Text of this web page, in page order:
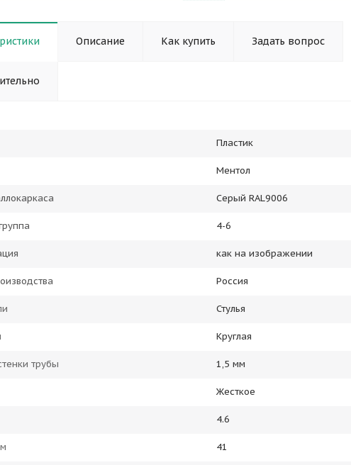
Описание Как купить Задать вопрос
Пластик
Ментол
Серый RAL9006
4-6
как на изображении
Россия
Стулья
Круглая
трубы 1,5 мм
Жесткое
4.6
41